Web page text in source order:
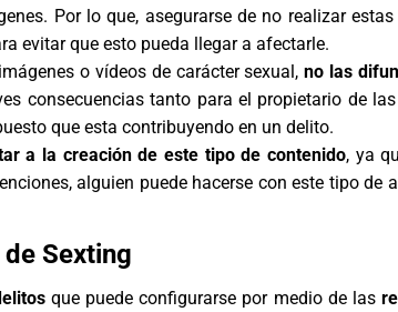
Por lo que, asegurarse de no realizar
evitar que esto pueda llegar a afectarle.
o vídeos de carácter sexual,no las
consecuencias tanto para el propietario de
que esta contribuyendo en un delito.
a la creación de este tipo de contenido, ya
alguien puede hacerse con este tipo de
Sexting
que puede configurarse por medio de las